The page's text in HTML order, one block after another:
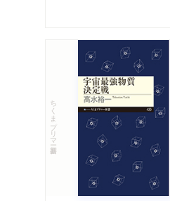
ちくまプリマー新書